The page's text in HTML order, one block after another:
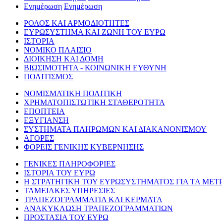
Ενημέρωση Ενημέρωση
ΡΟΛΟΣ ΚΑΙ ΑΡΜΟΔΙΟΤΗΤΕΣ
ΕΥΡΩΣΥΣΤΗΜΑ ΚΑΙ ΖΩΝΗ ΤΟΥ ΕΥΡΩ
ΙΣΤΟΡΙΑ
ΝΟΜΙΚΟ ΠΛΑΙΣΙΟ
ΔΙΟΙΚΗΣΗ ΚΑΙ ΔΟΜΗ
ΒΙΩΣΙΜΟΤΗΤΑ - ΚΟΙΝΩΝΙΚΗ ΕΥΘΥΝΗ
ΠΟΛΙΤΙΣΜΟΣ
ΝΟΜΙΣΜΑΤΙΚΗ ΠΟΛΙΤΙΚΗ
ΧΡΗΜΑΤΟΠΙΣΤΩΤΙΚΗ ΣΤΑΘΕΡΟΤΗΤΑ
ΕΠΟΠΤΕΙΑ
ΕΞΥΓΙΑΝΣΗ
ΣΥΣΤΗΜΑΤΑ ΠΛΗΡΩΜΩΝ ΚΑΙ ΔΙΑΚΑΝΟΝΙΣΜΟΥ
ΑΓΟΡΕΣ
ΦΟΡΕΙΣ ΓΕΝΙΚΗΣ ΚΥΒΕΡΝΗΣΗΣ
ΓΕΝΙΚΕΣ ΠΛΗΡΟΦΟΡΙΕΣ
ΙΣΤΟΡΙΑ ΤΟΥ ΕΥΡΩ
Η ΣΤΡΑΤΗΓΙΚΗ ΤΟΥ ΕΥΡΩΣΥΣΤΗΜΑΤΟΣ ΓΙΑ ΤΑ
ΤΑΜΕΙΑΚΕΣ ΥΠΗΡΕΣΙΕΣ
ΤΡΑΠΕΖΟΓΡΑΜΜΑΤΙΑ ΚΑΙ ΚΕΡΜΑΤΑ
ΑΝΑΚΥΚΛΩΣΗ ΤΡΑΠΕΖΟΓΡΑΜΜΑΤΙΩΝ
ΠΡΟΣΤΑΣΙΑ ΤΟΥ ΕΥΡΩ